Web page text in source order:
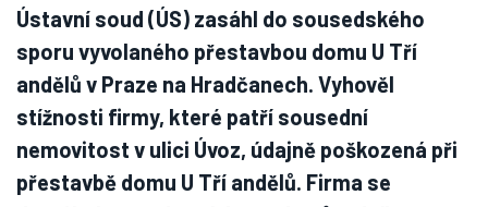
Ústavní soud (ÚS) zasáhl do sousedského
sporu vyvolaného přestavbou domu U Tří
andělů v Praze na Hradčanech. Vyhověl
stížnosti firmy, které patří sousední
nemovitost v ulici Úvoz, údajně poškozená při
přestavbě domu U Tří andělů. Firma se